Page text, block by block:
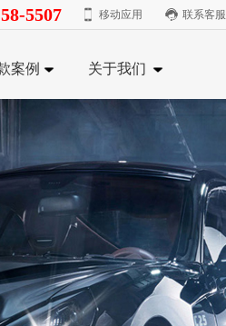
5507 移动应用 联系客服
案例 关于我们